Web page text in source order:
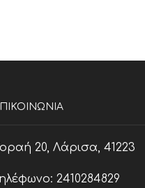
20, Λάρισα, 41223
2410284829